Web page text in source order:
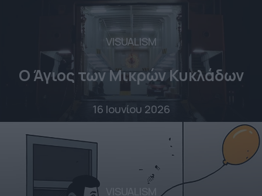
VISUALISM
Ο Άγιος των Μικρών Κυκλάδων
16 Ιουνίου 2026
VISUALISM